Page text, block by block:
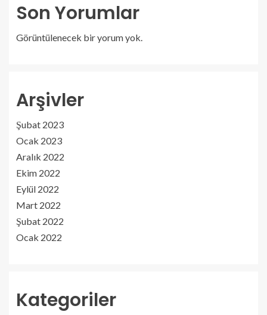
Son Yorumlar
Görüntülenecek bir yorum yok.
Arşivler
Şubat 2023
Ocak 2023
Aralık 2022
Ekim 2022
Eylül 2022
Mart 2022
Şubat 2022
Ocak 2022
Kategoriler